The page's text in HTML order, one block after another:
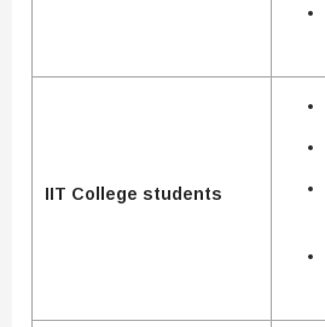
IIT College students